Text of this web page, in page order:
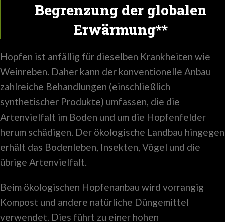
Begrenzung der globalen
Erwärmung**
Hopfen ist anfällig für dieselben Krankheiten wie
Weinreben. Daher kann der konventionelle Anbau
zahlreiche Behandlungen (einschließlich
synthetischer Produkte) umfassen, die die
Artenvielfalt im Boden und um die Hopfenfelder
herum schädigen. Der ökologische Landbau hingegen
erhält das Bodenleben, Insekten, Vögel und die
übrige Artenvielfalt.
Beim ökologischen Hopfenanbau wird vorrangig
Kompost und andere natürliche Düngemittel
verwendet. Dies führt zu einer hohen